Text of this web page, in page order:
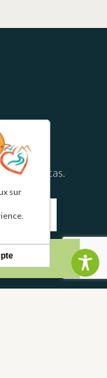
y ofertas.
sur